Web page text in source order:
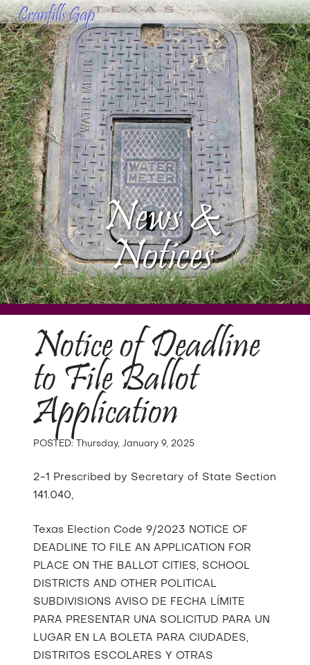
News &
Notices
Notice of Deadline
to File Ballot
Application
POSTED: Thursday, January 9, 2025
2-1 Prescribed by Secretary of State Section
141.040,
Texas Election Code 9/2023 NOTICE OF
DEADLINE TO FILE AN APPLICATION FOR
PLACE ON THE BALLOT CITIES, SCHOOL
DISTRICTS AND OTHER POLITICAL
SUBDIVISIONS AVISO DE FECHA LÍMITE
PARA PRESENTAR UNA SOLICITUD PARA UN
LUGAR EN LA BOLETA PARA CIUDADES,
DISTRITOS ESCOLARES Y OTRAS